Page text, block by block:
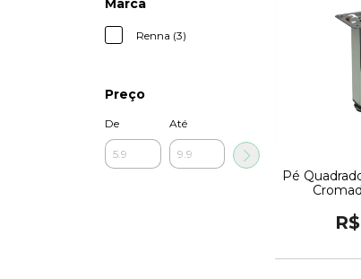
Marca
Renna (3)
Preço
De Até
Pé